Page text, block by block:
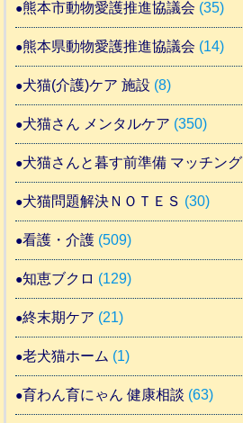
熊本市動物愛護推進協議会 (35)
熊本県動物愛護推進協議会 (14)
犬猫(介護)ケア 施設 (8)
犬猫さん メンタルケア (350)
犬猫さんと暮す前準備 マッチング
犬猫問題解決ＮＯＴＥＳ (30)
看護・介護 (509)
知恵ブクロ (129)
終末期ケア (21)
老犬猫ホーム (1)
育わん育にゃん 健康相談 (63)